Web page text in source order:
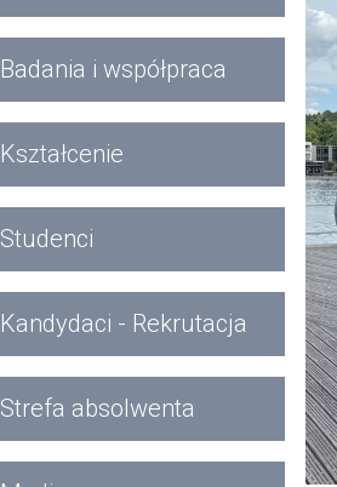
Badania i współpraca
Kształcenie
Studenci
Kandydaci - Rekrutacja
Strefa absolwenta